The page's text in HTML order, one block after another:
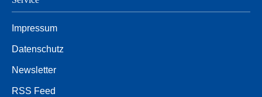
Impressum
Datenschutz
Newsletter
RSS Feed